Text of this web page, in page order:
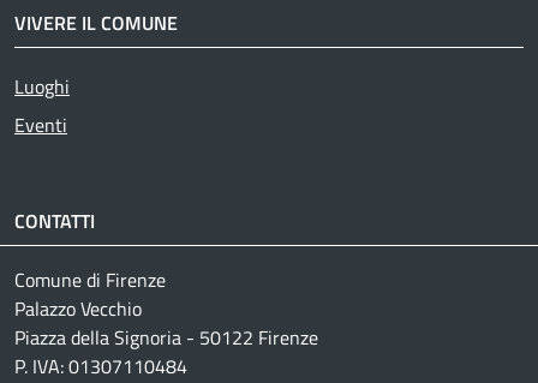
VIVERE IL COMUNE
Luoghi
Eventi
CONTATTI
Comune di Firenze
Palazzo Vecchio
Piazza della Signoria - 50122 Firenze
P. IVA: 01307110484